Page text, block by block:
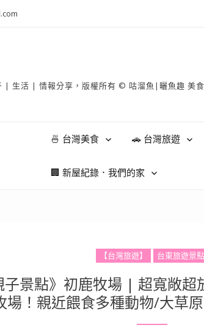
生活 | 情報分享，版權所有 © 咕溜魚|曬魚趣 美食
🍜 台灣美食 🚗 台灣旅遊
🏢 新屋紀錄．我們的家
【台灣旅遊】 台東旅遊景點
子景點》初鹿牧場 | 超寬敞超
場！親近餵食多種動物/大草